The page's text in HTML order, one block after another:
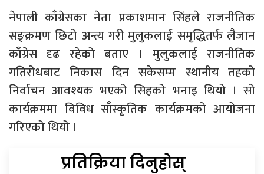
नेपाली काँग्रेसका नेता प्रकाशमान सिंहले राजनीतिक
सङ्क्रमण छिटो अन्त्य गरी मुलुकलाई समृद्धितर्फ लैजान
काँग्रेस दृढ रहेको बताए । मुलुकलाई राजनीतिक
गतिरोधबाट निकास दिन सकेसम्म स्थानीय तहको
निर्वाचन आवश्यक भएको सिहको भनाइ थियो । सो
कार्यक्रममा विविध साँस्कृतिक कार्यक्रमको आयोजना
गरिएको थियो ।
प्रतिक्रिया दिनुहोस्